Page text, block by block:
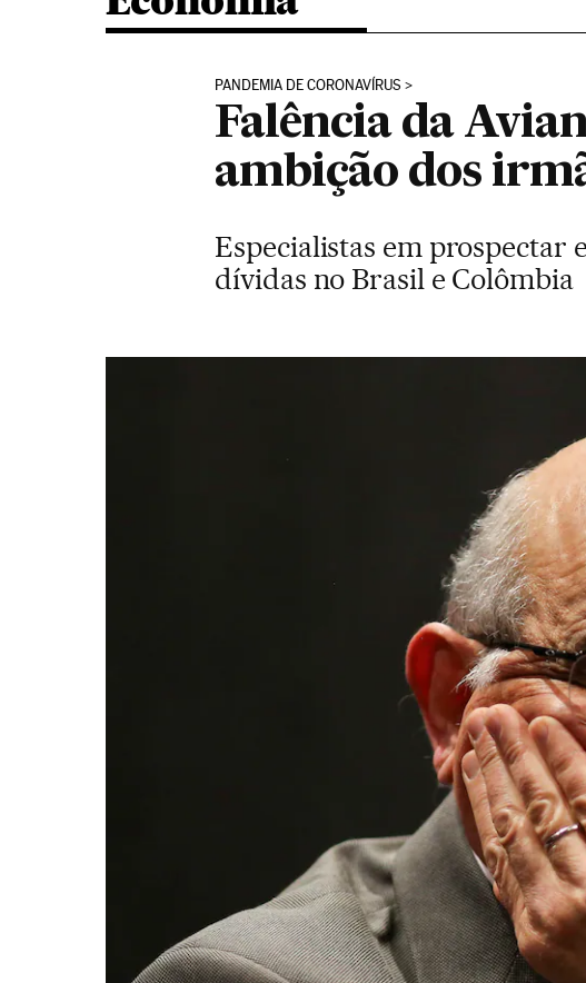
PANDEMIA DE CORONAVÍRUS
Falência da
ambição dos
Especialistas em prospectar
dívidas no Brasil e Colômbia